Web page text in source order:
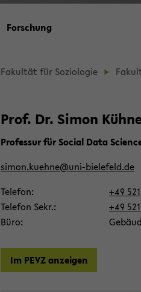
For­schung
skip
to
content
Fa­kul­tät für So­zio­lo­gie
Prof. Dr. Simon
Pro­fes­sur für So­cial Data
simon.kueh­ne@uni-​bielefeld.de
Te­le­fon
+49
Te­le­fon Sekr.
+49
Büro
Im PEVZ an­zei­gen